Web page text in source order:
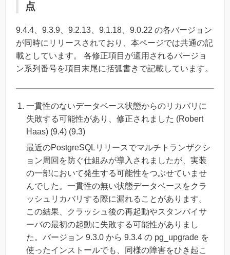
点
9.4.4、9.3.9、9.2.13、9.1.18、9.0.22 の各バージョン
が同時にリリースされており、本ページでは共通の記
載としています。 各修正項目が適用されるバージョ
ン系列番号を項目末尾に括弧書きで記載しています。
一貫性のないデータベース状態からのリカバリに
失敗する可能性があり、修正されました (Robert
Haas) (9.4) (9.3)
最近のPostgreSQLリリースでマルチトランザクシ
ョン周回を防ぐ仕組みが導入されましたが、実装
の一部において発生する可能性をつぶせていませ
んでした。一貫性の無い状態データベースをクラ
ッシュリカバリする際に漏れることがあります。
この結果、クラッシュ後の再起動やスタンバイサ
ーバの最初の起動に失敗する可能性がありまし
た。バージョン 9.3.0 から 9.3.4 の pg_upgrade を
使ったインストールでも、同様の障害をひき起こ